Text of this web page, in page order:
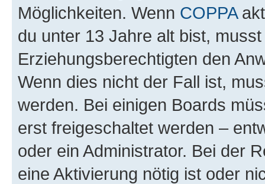
Möglichkeiten. Wenn COPPA
du unter 13 Jahre alt bist,
Erziehungsberechtigten den
Wenn dies nicht der Fall ist,
werden. Bei einigen Boards
erst freigeschaltet werden –
oder ein Administrator. Bei der
eine Aktivierung nötig ist oder